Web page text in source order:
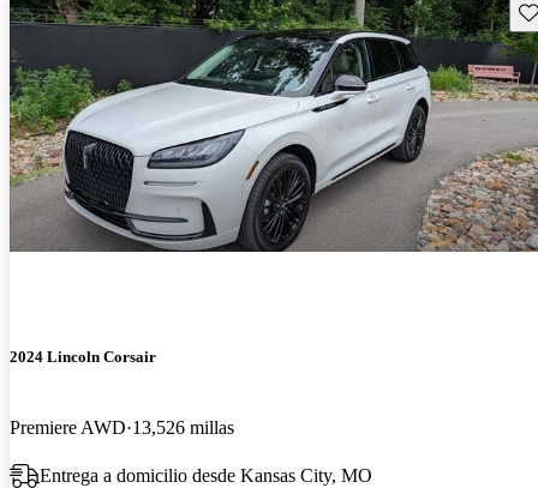
2024 Lincoln Corsair
Premiere AWD 13,526 millas
Entrega a domicilio desde Kansas City, MO